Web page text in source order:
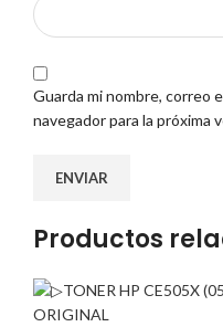
Guarda mi nombre, correo
navegador para la próxima
Productos